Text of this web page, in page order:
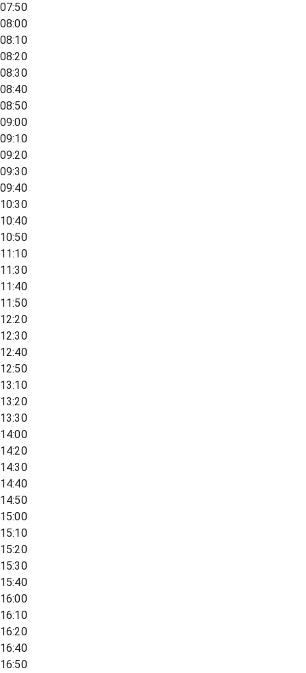
07:50
08:00
08:10
08:20
08:30
08:40
08:50
09:00
09:10
09:20
09:30
09:40
10:30
10:40
10:50
11:10
11:30
11:40
11:50
12:20
12:30
12:40
12:50
13:10
13:20
13:30
14:00
14:20
14:30
14:40
14:50
15:00
15:10
15:20
15:30
15:40
16:00
16:10
16:20
16:40
16:50